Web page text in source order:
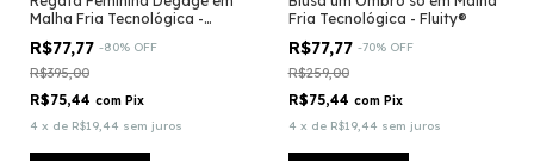
Malha Fria Tecnológica -
R$77,77 -80% OFF
R$395,00
R$75,44 com Pix
4 x de R$19,44 sem juros
Fria Tecnológica - Fluity®
R$77,77 -70% OFF
R$259,00
R$75,44 com Pix
4 x de R$19,44 sem juros